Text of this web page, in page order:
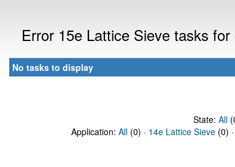
Error 15e Lattice Sieve tasks
No tasks to display
State: All
Application: All (0) · 14e Lattice Sieve (0)